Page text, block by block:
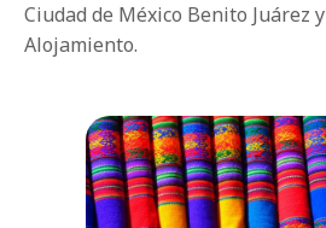
Ciudad de México Benito Juárez
Alojamiento.